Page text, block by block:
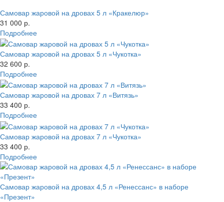
Самовар жаровой на дровах 5 л «Кракелюр»
31 000 р.
Подробнее
Самовар жаровой на дровах 5 л «Чукотка»
32 600 р.
Подробнее
Самовар жаровой на дровах 7 л «Витязь»
33 400 р.
Подробнее
Самовар жаровой на дровах 7 л «Чукотка»
33 400 р.
Подробнее
Самовар жаровой на дровах 4,5 л «Ренессанс» в наборе
«Презент»